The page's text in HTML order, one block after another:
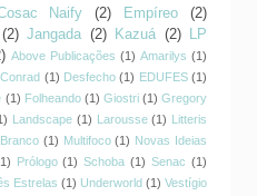
Naify (2) Empíreo
(2)
(2) Jangada (2) Kazuá (2)
LP
Above Publicações (1) Amarilys (1)
Conrad (1) Desfecho (1) EDUFES (1)
(1) Folheando (1) Giostri (1) Gregory
Landscape (1) Larousse (1) Litteris
(1) Multifoco (1) Novas Ideias
Prólogo (1) Schoba (1) Senac (1)
Estrelas (1) Underworld (1) Vestígio